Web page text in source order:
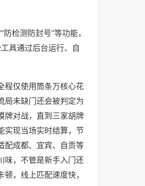
检测防封号”等功能，
具通过后台运行、自
程仅使用筒条万核心花
局未缺门还会被判定为
牌对战，直到三家胡牌
实现当场实时结算，节
配成都、宜宾、自贡等
味，不管是新手入门还
，线上匹配速度快，